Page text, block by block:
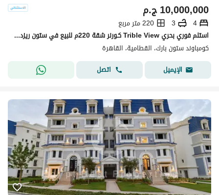
ج.م10,000,000
4
3
220 متر مربع
استلم فوري بحري Trible View كـورنر شقة 220م للبيع في ستون ريزدينس التجمع الخامس بجوار قطامية هايتس ودقائق لمصر الجديدة Stone Residence New Cairo
كومباوند ستون بارك، القطامية، القاهرة
الإيميل
اتصل